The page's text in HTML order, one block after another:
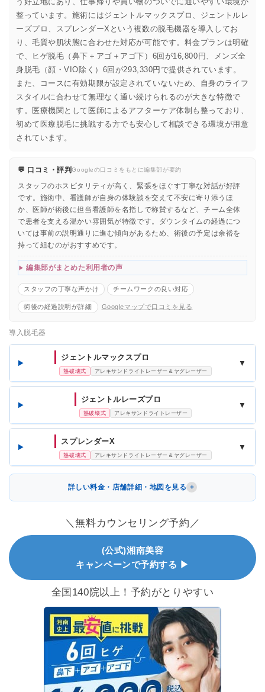
整っています。施術にはジェントルマックスプロ、ジェントルレ
ーズプロ、スプレンダーXという複数の脱毛機器を導入してお
り、毛質や肌状態に合わせた対応が可能です。料金プランは明確
で、ヒゲ脱毛（鼻下＋アゴ＋アゴ下）6回が16,800円、メンズ全
身脱毛（顔・VIO除く）6回が293,330円で提供されています。
また、コースに有効期限が設定されていないため、自身のライフ
スタイルに合わせて無理なく通い続けられるのが大きな特徴で
す。医療機関として医師によるアフターケア体制も整っており、
初めて医療脱毛に挑戦する方でも安心して相談できる環境が用意
されています。
💬 口コミ・評判Googleの口コミをもとに編集部が要約
スタッフのホスピタリティが高く、緊張をほぐす丁寧な対話が好評
です。施術中、看護師が自身の体験談を交えて不安に寄り添うほ
か、医師が術後に担当看護師を名指しで称賛するなど、チーム全体
で患者を支える温かい雰囲気が特徴です。ダウンタイムの経過につ
いては事前の説明通りに進む傾向があるため、術後の予定は余裕を
持って組むのがおすすめです。
編集部がまとめた利用者の声
スタッフの丁寧な声かけ チームワークの良い対応
術後の経過説明が詳細 Googleマップで口コミを見る
導入脱毛器
ジェントルマックスプロ
熱破壊式 アレキサンドライトレーザー＆ヤグレーザー
▼
ジェントルレーズプロ
熱破壊式 アレキサンドライトレーザー
▼
スプレンダーX
熱破壊式 アレキサンドライトレーザー＆ヤグレーザー
▼
詳しい料金・店舗詳細・地図を見る
＼無料カウンセリング予約／
(公式)湘南美容
キャンペーンで予約する ▶
全国140院以上！予約がとりやすい